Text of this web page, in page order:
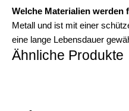
Welche Materialien werden
Metall und ist mit einer
eine lange Lebensdauer
Ähnliche Produkte